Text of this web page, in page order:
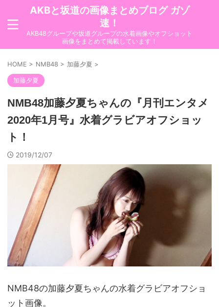
AKBと坂道の画像まとめブログ ガゾ
速！
AKB48グループや坂道グループの水着画像やオフショット
画像をまとめて掲載しています！
HOME > NMB48 > 加藤夕夏 >
加藤夕夏
NMB48加藤夕夏ちゃんの『月刊エンタメ
2020年1月号』水着グラビアオフショッ
ト！
2019/12/07
NMB48の加藤夕夏ちゃんの水着グラビアオフショ
ット画像。